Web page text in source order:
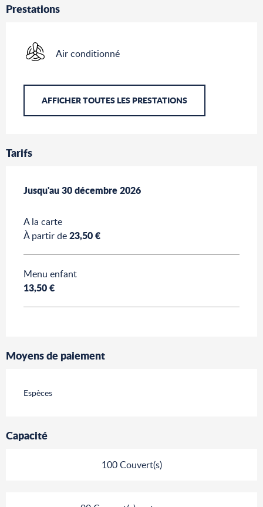
Prestations
Air conditionné
AFFICHER TOUTES LES PRESTATIONS
Tarifs
Du31 décembre 2025au30 décembre 2026
Jusqu'au30 décembre 2026
A la carte
À partir de23,50 €
Menu enfant
13,50 €
Moyens de paiement
Espèces
Capacité
100 Couvert(s)